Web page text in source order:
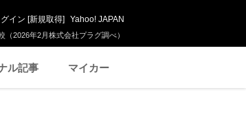
2026年2月株式会社プラグ調べ）
グイン [新規取得] Yahoo! JAPAN
ル記事 マイカー